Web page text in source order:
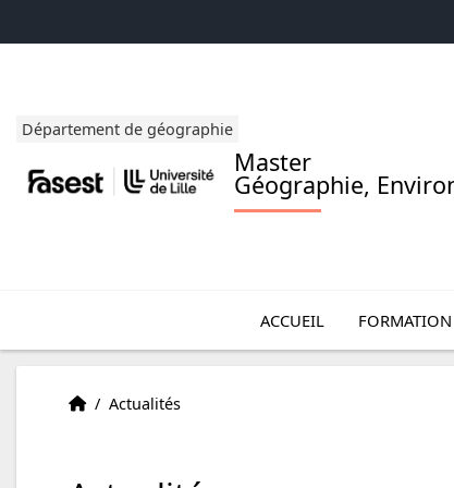
Département de géographie
Master
Géographie,
ACCUEIL FORMATION
Accueil
Accueil
/ Actualités